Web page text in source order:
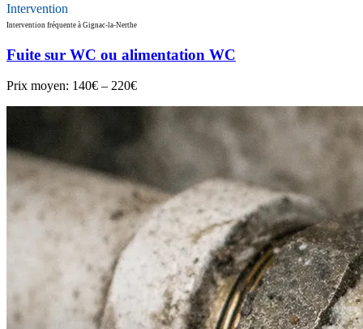
Intervention
Intervention fréquente à Gignac-la-Nerthe
Fuite sur WC ou alimentation WC
Prix moyen: 140€ – 220€